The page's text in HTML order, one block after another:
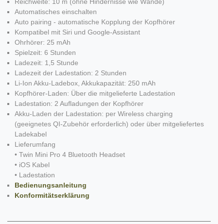
Automatisches einschalten
Auto pairing - automatische Kopplung der Kopfhörer
Kompatibel mit Siri und Google-Assistant
Ohrhörer: 25 mAh
Spielzeit: 6 Stunden
Ladezeit: 1,5 Stunde
Ladezeit der Ladestation: 2 Stunden
Li-Ion Akku-Ladebox, Akkukapazität: 250 mAh
Kopfhörer-Laden: Über die mitgelieferte Ladestation
Ladestation: 2 Aufladungen der Kopfhörer
Akku-Laden der Ladestation: per Wireless charging
(geeignetes QI-Zubehör erforderlich) oder über mitgeliefertes
Ladekabel
Lieferumfang
• Twin Mini Pro 4 Bluetooth Headset
• iOS Kabel
• Ladestation
Bedienungsanleitung
Konformitätserklärung